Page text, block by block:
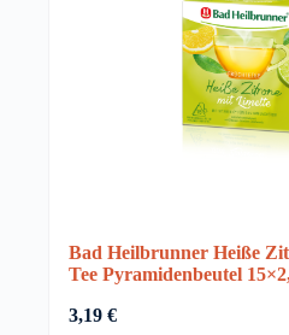
Bad Heilbrunner Heiße
Tee Pyramidenbeutel
3,19 €